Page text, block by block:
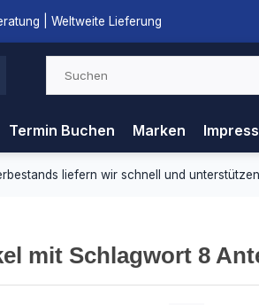
| Weltweite Lieferung
Termin Buchen Marken
liefern wir schnell und
mit Schlagwort 8